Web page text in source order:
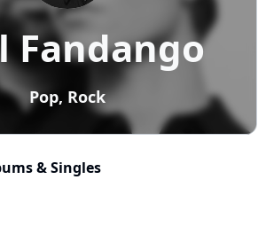
Fandango
Pop, Rock
& Singles